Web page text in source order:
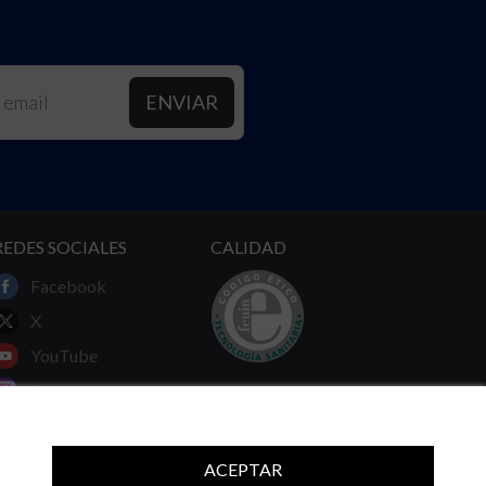
ACEPTAR
SOCIALES
Facebook
X
YouTube
Instagram
CALIDAD